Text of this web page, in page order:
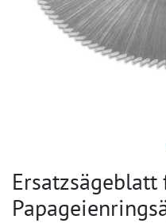
Ersatzsägeblatt